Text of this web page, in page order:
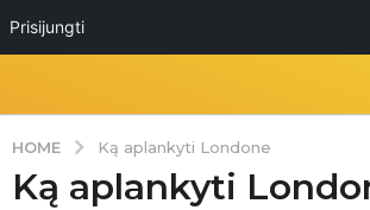
Prisijungti
HOME Ką aplankyti Londone
Ką aplankyti